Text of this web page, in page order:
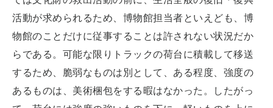
活動が求められるため、博物館担当者といえども、博
物館のことだけに従事することは許されない状況だか
らである。可能な限りトラックの荷台に積載して移送
するため、脆弱なものは別として、ある程度、強度の
あるものは、美術梱包をする暇はなかった。したがっ